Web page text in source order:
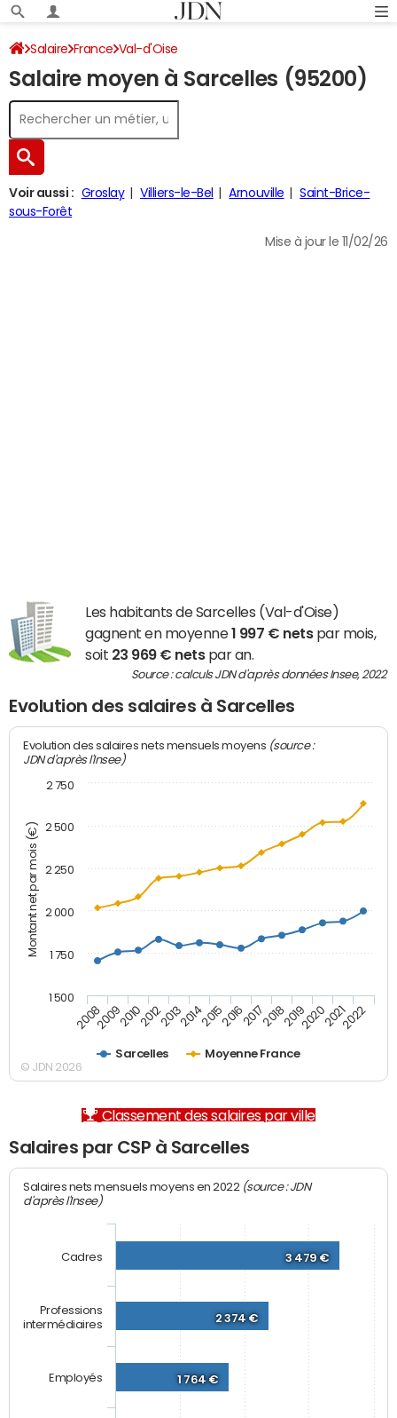
Salaire France Val-d'Oise
Salaire moyen à Sarcelles (95200)
Voir aussi : Groslay Villiers-le-Bel Arnouville
Saint-Brice-
sous-Forêt
Mise à jour le 11/02/26
Les habitants de Sarcelles (Val-d'Oise)
gagnent en moyenne1 997 € netspar mois,
soit 23 969 € netspar an.
Source : calculs JDN d'après données Insee, 2022
Evolution des salaires à Sarcelles
Montant net par mois (€)
Evolution des salaires nets mensuels moyens (source :
JDN d'après l'Insee)
Sarcelles Moyenne France
20082009201020122013201420152016201720182019202020212022
1 500
1 750
2 000
2 250
2 500
2 750
© JDN 2026
Classement des salaires par ville
Salaires par CSP à Sarcelles
Salaires nets mensuels moyens en 2022 (source : JDN
d'après l'Insee)
3 479 €
2 374 €
1 764 €
Cadres
Professions
intermédiaires
Employés